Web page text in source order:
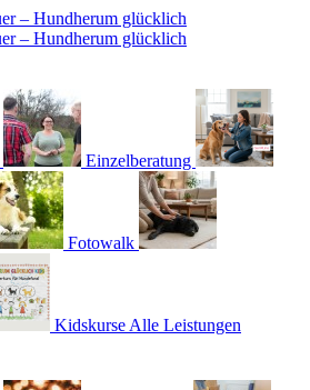
Einzelberatung
Fotowalk
Kidskurse Alle Leistungen